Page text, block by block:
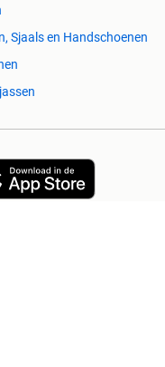
Sjaals en Handschoenen